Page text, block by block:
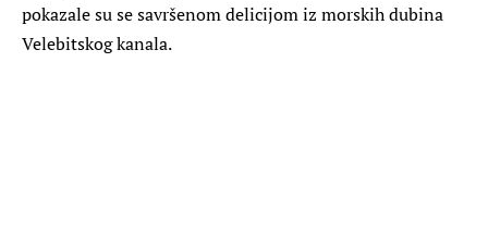
pokazale su se savršenom delicijom iz morskih dubina
Velebitskog kanala.